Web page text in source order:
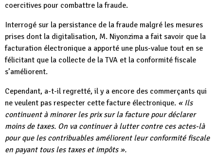
coercitives pour combattre la fraude.
Interrogé sur la persistance de la fraude malgré les mesures
prises dont la digitalisation, M. Niyonzima a fait savoir que la
facturation électronique a apporté une plus-value tout en se
félicitant que la collecte de la TVA et la conformité fiscale
s’améliorent.
Cependant, a-t-il regretté, il y a encore des commerçants qui
ne veulent pas respecter cette facture électronique. « Ils
continuent à minorer les prix sur la facture pour déclarer
moins de taxes. On va continuer à lutter contre ces actes-là
pour que les contribuables améliorent leur conformité fiscale
en payant tous les taxes et impôts ».